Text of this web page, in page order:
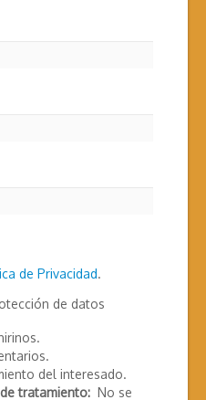
de Privacidad.
de datos
del interesado.
tratamiento: No se